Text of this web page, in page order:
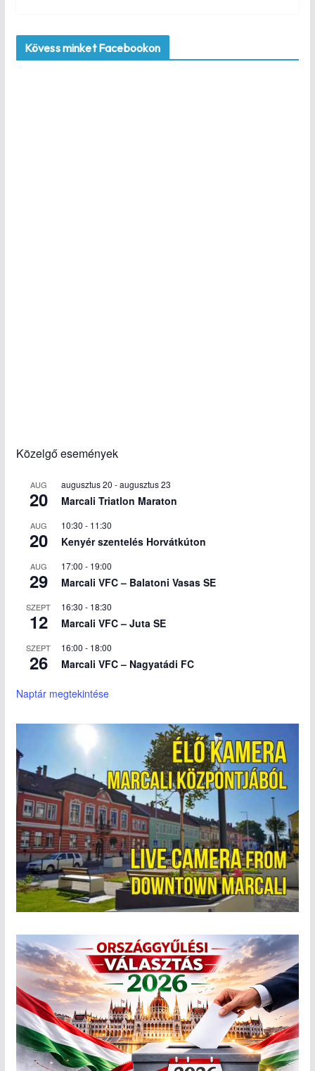
Kövess minket Facebookon
Közelgő események
AUG
20
augusztus 20 -augusztus 23
Marcali Triatlon Maraton
AUG
20
10:30 - 11:30
Kenyér szentelés Horvátkúton
AUG
29
17:00 - 19:00
Marcali VFC – Balatoni Vasas SE
SZEPT
12
16:30 - 18:30
Marcali VFC – Juta SE
SZEPT
26
16:00 - 18:00
Marcali VFC – Nagyatádi FC
Naptár megtekintése